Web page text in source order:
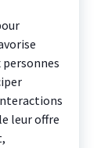
leur offre